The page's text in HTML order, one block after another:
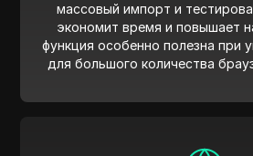
массовый импорт и
экономит время и повышает
функция особенно полезна при
для большого количества